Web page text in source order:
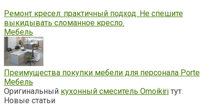
Ремонт кресел: практичный подход. Не спешите
выкидывать сломанное кресло.
Мебель
Преимущества покупки мебели для персонала Porte
Мебель
Оригинальный кухонный смеситель Omoikiri тут.
Новые статьи